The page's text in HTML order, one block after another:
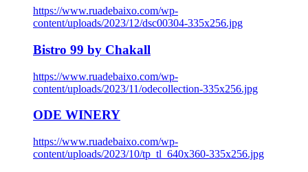
https://www.ruadebaixo.com/wp-
content/uploads/2023/12/dsc00304-335x256.jpg
Bistro 99 by Chakall
https://www.ruadebaixo.com/wp-
content/uploads/2023/11/odecollection-335x256.jpg
ODE WINERY
https://www.ruadebaixo.com/wp-
content/uploads/2023/10/tp_tl_640x360-335x256.jpg